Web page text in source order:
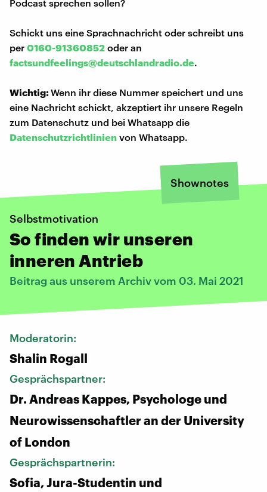
Podcast sprechen sollen?
Schickt uns eine Sprachnachricht oder schreibt uns
per 0160-91360852 oder an
factsundfeelings@deutschlandradio.de.
Wichtig:Wenn ihr diese Nummer speichert und uns
eine Nachricht schickt, akzeptiert ihr unsere Regeln
zum Datenschutz und bei Whatsapp die
Datenschutzrichtlinien von Whatsapp.
Shownotes
Selbstmotivation
So finden wir unseren
inneren Antrieb
Beitrag aus unserem Archiv vom 03. Mai 2021
Moderatorin:
Shalin Rogall
Gesprächspartner:
Dr. Andreas Kappes, Psychologe und
Neurowissenschaftler an der University
of London
Gesprächspartnerin:
Sofia, Jura-Studentin und